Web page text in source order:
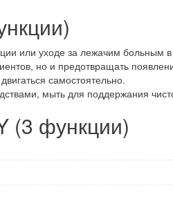
или уходе за лежачим
но и предотвращать
самостоятельно.
мыть для поддержания
(3 функции)